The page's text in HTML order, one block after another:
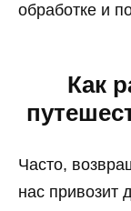
обработке и
Как
Часто,
нас привозит